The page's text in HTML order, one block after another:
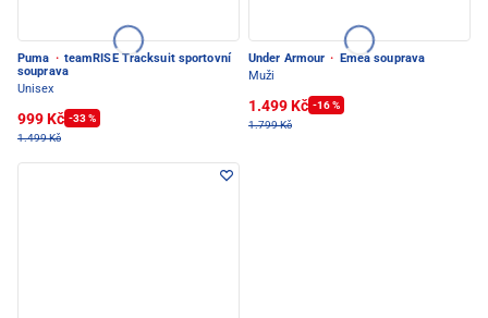
Puma · teamRISE Tracksuit sportovní
souprava
Unisex
999 Kč -33 %
1.499 Kč
Under Armour ·
Emea souprava
Muži
1.499 Kč -16 %
1.799 Kč